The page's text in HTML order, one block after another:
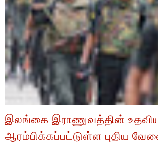
இலங்கை இராணுவத்தின்
ஆரம்பிக்கப்பட்டுள்ள புதிய